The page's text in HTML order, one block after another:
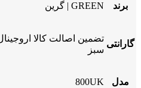
برند GREEN | گرین
گارانتی
تضمین اصالت کالا
سبز
مدل 800UK